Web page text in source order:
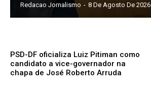
Redacao Jornalismo - 8 De Agosto De 2026
PSD-DF oficializa Luiz Pitiman como
candidato a vice-governador na
chapa de José Roberto Arruda